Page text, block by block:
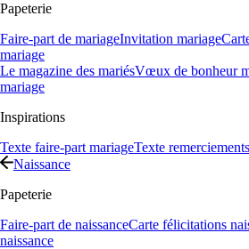
Papeterie
Faire-part de mariageInvitation mariage
mariage
Le magazine des mariésVœux de bonheur
mariage
Inspirations
Texte faire-part mariageTexte
Naissance
Papeterie
Faire-part de naissanceCarte félicitations
naissance